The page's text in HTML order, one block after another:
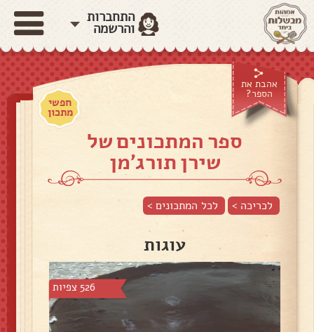
התחברות
והרשמה
אהבת את
הספר?
חפשי
מתכון
ספר המתכונים של
שירן תורג'מן
לכריכה > לכל המתכונים >
עוגות
526 צפיות